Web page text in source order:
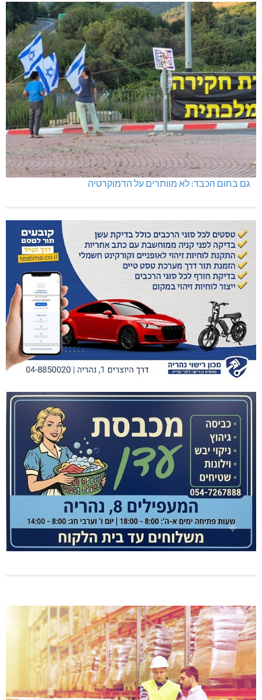
גם בחום הכבד: לא מוותרים על הדמוקרטיה